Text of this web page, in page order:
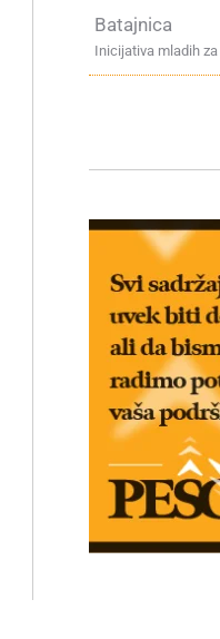
Batajnica
Inicijativa mladih